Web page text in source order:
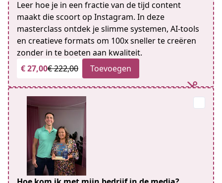
Leer hoe je in een fractie van de tijd content
maakt die scoort op Instagram. In deze
masterclass ontdek je slimme systemen, AI-tools
en creatieve formats om 100x sneller te creëren
zonder in te boeten aan kwaliteit.
€ 27,00€ 222,00 Toevoegen